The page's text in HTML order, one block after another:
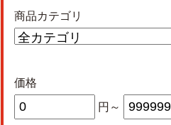
商品カテゴリ
価格
円～